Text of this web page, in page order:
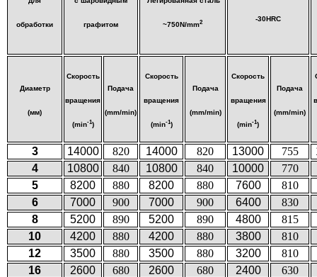
обработки графитом ~750N/mm2 -30HRC
Диаметр
(мм)
Скорость
вращения
(min-1)
Подача
(mm/min)
Скорость
вращения
(min-1)
Подача
(mm/min)
Скорость
вращения
(min-1)
Подача
(mm/min)
3 14000 820 14000 820 13000 755
4
10800 840 10800 840 10000
770
5
8200 880 8200 880 7600
810
6
7000 900 7000 900 6400
830
8
5200 890 5200 890 4800
815
10
4200 880 4200 880 3800
810
12
3500 880 3500 880 3200
810
16
2600 680 2600 680 2400 630